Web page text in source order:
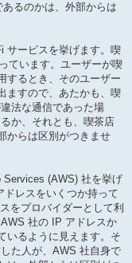
るのかは、外部からは
サービスを挙げます。喫
ています。ユーザーが喫
するとき、そのユーザー
ますので、あたかも、喫
法な通信であった場
か、それとも、喫茶店
からは区別がつきませ
Services (AWS) 社を挙げ
レスをいくつか持って
をプロバイダーとして利
社の IP アドレスか
いるように見えます。そ
た人が、AWS 社自身で